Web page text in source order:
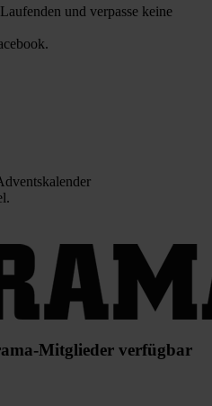
und verpasse keine
Mitglieder verfügbar